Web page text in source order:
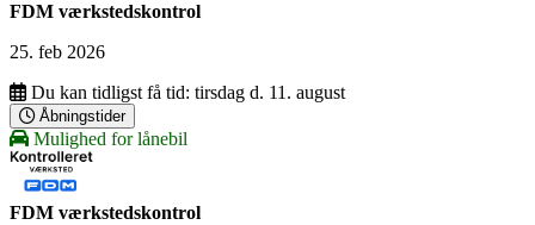
FDM værkstedskontrol
25. feb 2026
Du kan tidligst få tid: tirsdag d. 11. august
Åbningstider
Mulighed for lånebil
FDM værkstedskontrol